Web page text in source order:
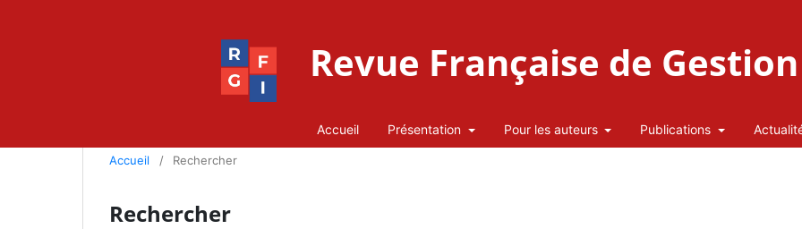
Revue Française de
Accueil Présentation Pour les auteurs Publications
Accueil / Rechercher
Rechercher